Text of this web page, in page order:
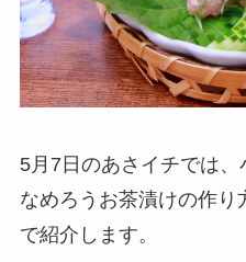
5月7日のあさイチでは
なめろうお茶漬けの作
で紹介します。